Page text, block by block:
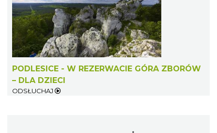
PODLESICE - W REZERWACIE GÓRA ZBORÓW
– DLA DZIECI
ODSŁUCHAJ